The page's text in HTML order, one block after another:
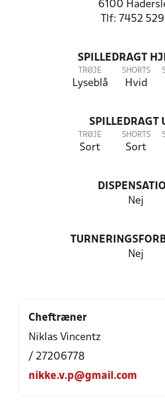
6100
Tlf: 7452
SPILLEDRAGT
TRØJE
Lyseblå
SHORTS
Hvid
SPILLEDRAGT
TRØJE
Sort
SHORTS
Sort
Nej
Nej
Cheftræner
Niklas Vincentz
/ 27206778
nikke.v.p@gmail.com